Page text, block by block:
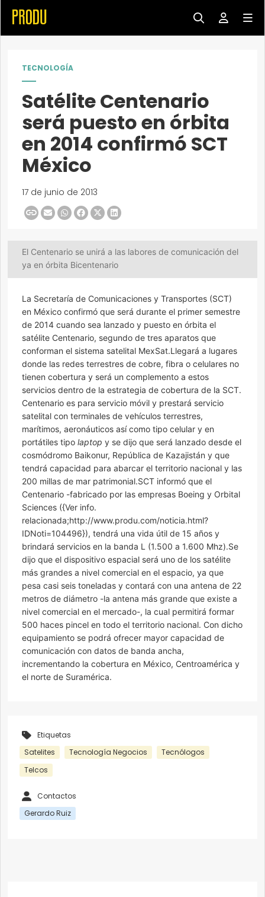
TECNOLOGÍA
Satélite Centenario
será puesto en órbita
en 2014 confirmó SCT
México
17 de junio de 2013
El Centenario se unirá a las labores de comunicación del
ya en órbita Bicentenario
La Secretaría de Comunicaciones y Transportes (SCT)
en México confirmó que será durante el primer semestre
de 2014 cuando sea lanzado y puesto en órbita el
satélite Centenario, segundo de tres aparatos que
conforman el sistema satelital MexSat.Llegará a lugares
donde las redes terrestres de cobre, fibra o celulares no
tienen cobertura y será un complemento a estos
servicios dentro de la estrategia de cobertura de la SCT.
Centenario es para servicio móvil y prestará servicio
satelital con terminales de vehículos terrestres,
marítimos, aeronáuticos así como tipo celular y en
portátiles tipo laptop  y se dijo que será lanzado desde el
cosmódromo Baikonur, República de Kazajistán y que
tendrá capacidad para abarcar el territorio nacional y las
200 millas de mar patrimonial.SCT informó que el
Centenario -fabricado por las empresas Boeing y Orbital
Sciences ({Ver info.
relacionada;http://www.produ.com/noticia.html?
IDNoti=104496}), tendrá una vida útil de 15 años y
brindará servicios en la banda L (1.500 a 1.600 Mhz).Se
dijo que el dispositivo espacial será uno de los satélite
más grandes a nivel comercial en el espacio, ya que
pesa casi seis toneladas y contará con una antena de 22
metros de diámetro -la antena más grande que existe a
nivel comercial en el mercado-, la cual permitirá formar
500 haces pincel en todo el territorio nacional. Con dicho
equipamiento se podrá ofrecer mayor capacidad de
comunicación con datos de banda ancha,
incrementando la cobertura en México, Centroamérica y
el norte de Suramérica.
Etiquetas
Satelites
Tecnología Negocios
Tecnólogos
Telcos
Contactos
Gerardo Ruiz